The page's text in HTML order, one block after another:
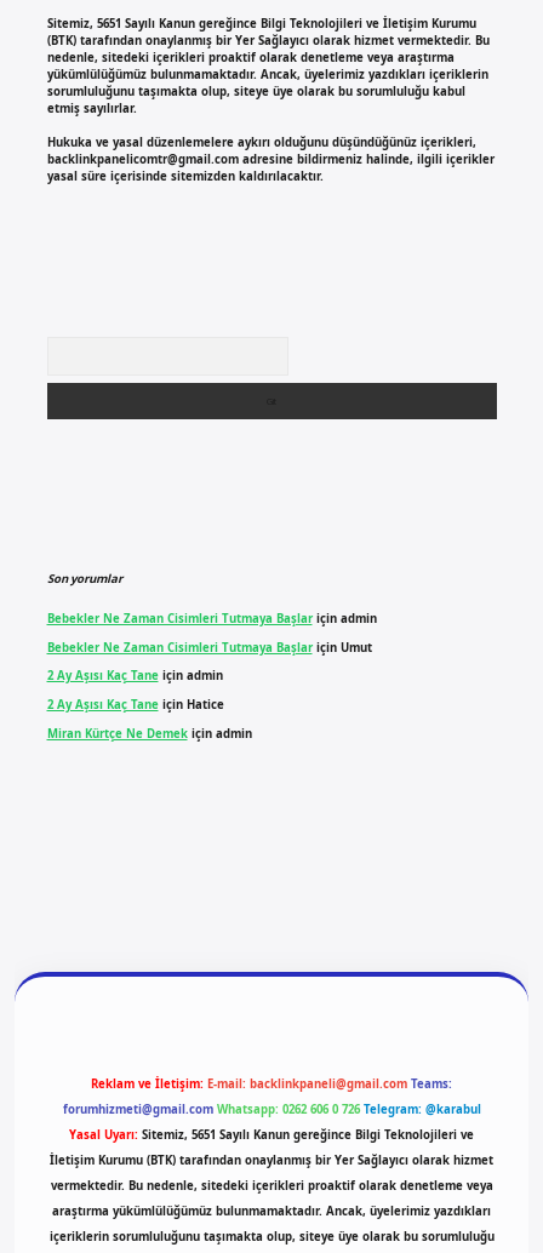
Sitemiz, 5651 Sayılı Kanun gereğince Bilgi Teknolojileri ve İletişim Kurumu
(BTK) tarafından onaylanmış bir Yer Sağlayıcı olarak hizmet vermektedir. Bu
nedenle, sitedeki içerikleri proaktif olarak denetleme veya araştırma
yükümlülüğümüz bulunmamaktadır. Ancak, üyelerimiz yazdıkları içeriklerin
sorumluluğunu taşımakta olup, siteye üye olarak bu sorumluluğu kabul
etmiş sayılırlar.
Hukuka ve yasal düzenlemelere aykırı olduğunu düşündüğünüz içerikleri,
backlinkpanelicomtr@gmail.comadresine bildirmeniz halinde, ilgili içerikler
yasal süre içerisinde sitemizden kaldırılacaktır.
Son yorumlar
Bebekler Ne Zaman Cisimleri Tutmaya Başlariçin admin
Bebekler Ne Zaman Cisimleri Tutmaya Başlariçin Umut
2 Ay Aşısı Kaç Taneiçin admin
2 Ay Aşısı Kaç Taneiçin Hatice
Miran Kürtçe Ne Demekiçin admin
Reklam ve İletişim: E-mail: backlinkpaneli@gmail.com Teams:
forumhizmeti@gmail.com Whatsapp: 0262 606 0 726 Telegram: @karabul
Yasal Uyarı: Sitemiz, 5651 Sayılı Kanun gereğince Bilgi Teknolojileri ve
İletişim Kurumu (BTK) tarafından onaylanmış bir Yer Sağlayıcı olarak hizmet
vermektedir. Bu nedenle, sitedeki içerikleri proaktif olarak denetleme veya
araştırma yükümlülüğümüz bulunmamaktadır. Ancak, üyelerimiz yazdıkları
içeriklerin sorumluluğunu taşımakta olup, siteye üye olarak bu sorumluluğu